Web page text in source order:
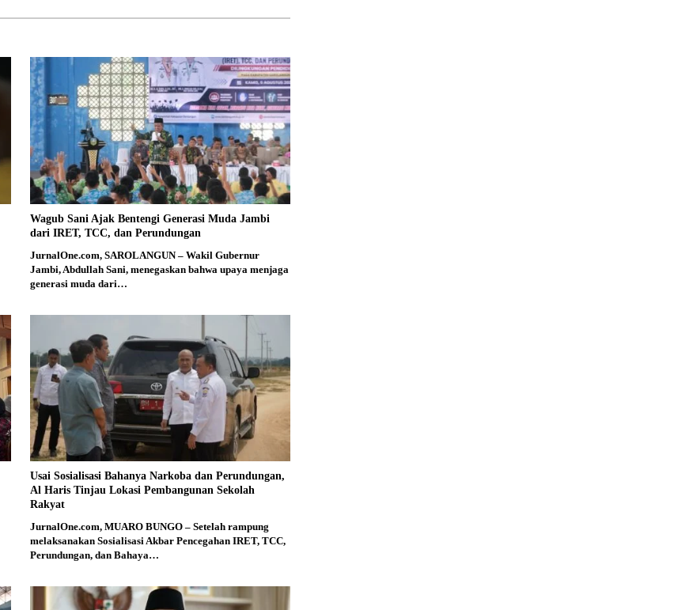
Wagub Sani Ajak Bentengi Generasi Muda Jambi
dari IRET, TCC, dan Perundungan
JurnalOne.com, SAROLANGUN – Wakil Gubernur
Jambi, Abdullah Sani, menegaskan bahwa upaya menjaga
generasi muda dari…
Usai Sosialisasi Bahanya Narkoba dan Perundungan,
Al Haris Tinjau Lokasi Pembangunan Sekolah
Rakyat
JurnalOne.com, MUARO BUNGO – Setelah rampung
melaksanakan Sosialisasi Akbar Pencegahan IRET, TCC,
Perundungan, dan Bahaya…